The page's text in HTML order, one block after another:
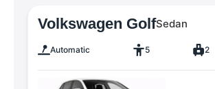
Volkswagen GolfSedan
Automatic 5 2